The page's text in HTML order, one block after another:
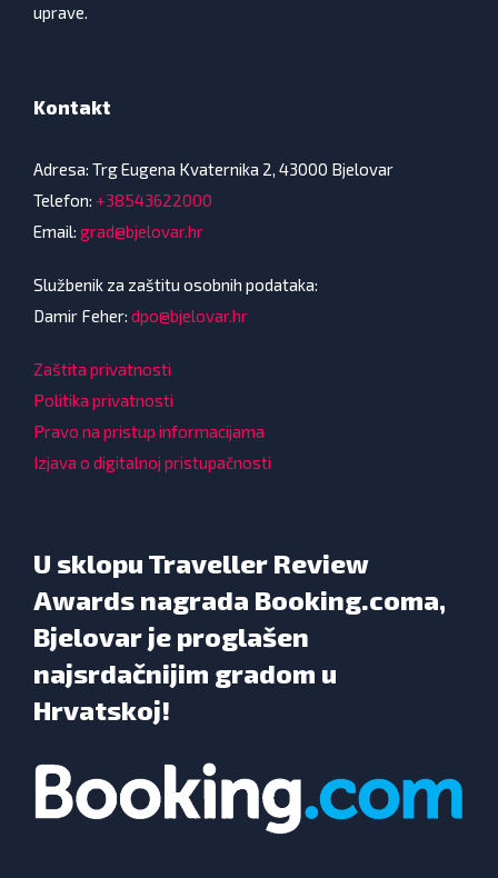
uprave.
Kontakt
Adresa: Trg Eugena Kvaternika 2, 43000 Bjelovar
Telefon: +38543622000
Email: grad@bjelovar.hr
Službenik za zaštitu osobnih podataka:
Damir Feher: dpo@bjelovar.hr
Zaštita privatnosti
Politika privatnosti
Pravo na pristup informacijama
Izjava o digitalnoj pristupačnosti
U sklopu Traveller Review
Awards nagrada Booking.coma,
Bjelovar je proglašen
najsrdačnijim gradom u
Hrvatskoj!